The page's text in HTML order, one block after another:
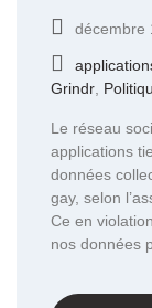
décembre
Grindr
Le réseau
applications
données
gay, selon
Ce en
nos données